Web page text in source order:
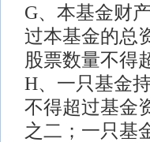
G、本基金财
过本基金的总
股票数量不得
H、一只基金
不得超过基金
之二；一只基